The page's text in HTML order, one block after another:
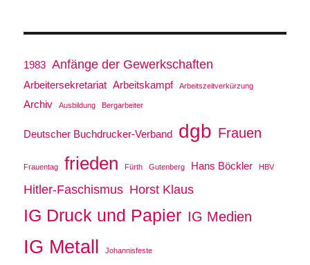
1983 Anfänge der Gewerkschaften
Arbeitersekretariat Arbeitskampf Arbeitszeitverkürzung
Archiv Ausbildung Bergarbeiter
Deutscher Buchdrucker-Verband dgb Frauen
Frauentag frieden Fürth Gutenberg Hans Böckler HBV
Hitler-Faschismus Horst Klaus
IG Druck und Papier IG Medien
IG Metall Johannisfeste